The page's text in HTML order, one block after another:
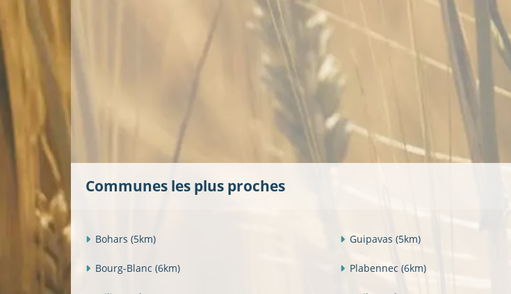
Communes les plus proches
Bohars (5km) Guipavas (5km)
Bourg-Blanc (6km) Plabennec (6km)